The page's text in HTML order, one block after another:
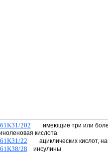
202 имеющие три или
кислота
22 ациклических кислот,
28 инсулины